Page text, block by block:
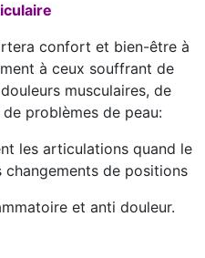
confort et bien-être à
à ceux souffrant de
musculaires, de
problèmes de peau:
les articulations quand le
de positions
et anti douleur.